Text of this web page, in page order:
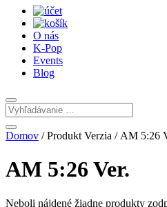
O nás
K-Pop
Events
Blog
Domov / Produkt Verzia / AM 5:26
AM 5:26 Ver.
Neboli nájdené žiadne produkty